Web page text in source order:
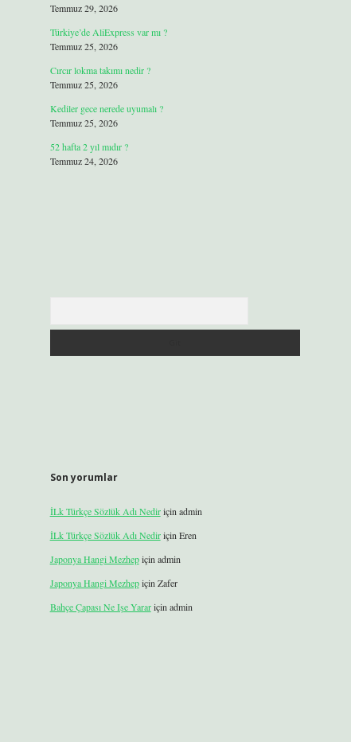
Temmuz 29, 2026
Türkiye’de AliExpress var mı ?
Temmuz 25, 2026
Cırcır lokma takımı nedir ?
Temmuz 25, 2026
Kediler gece nerede uyumalı ?
Temmuz 25, 2026
52 hafta 2 yıl mıdır ?
Temmuz 24, 2026
Son yorumlar
İLk Türkçe Sözlük Adı Nediriçin admin
İLk Türkçe Sözlük Adı Nediriçin Eren
Japonya Hangi Mezhepiçin admin
Japonya Hangi Mezhepiçin Zafer
Bahçe Çapası Ne Işe Yarariçin admin